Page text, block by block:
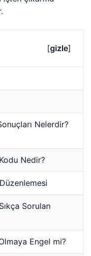
[gizle]
Nelerdir?
Nedir?
Sorulan
Engel mi?